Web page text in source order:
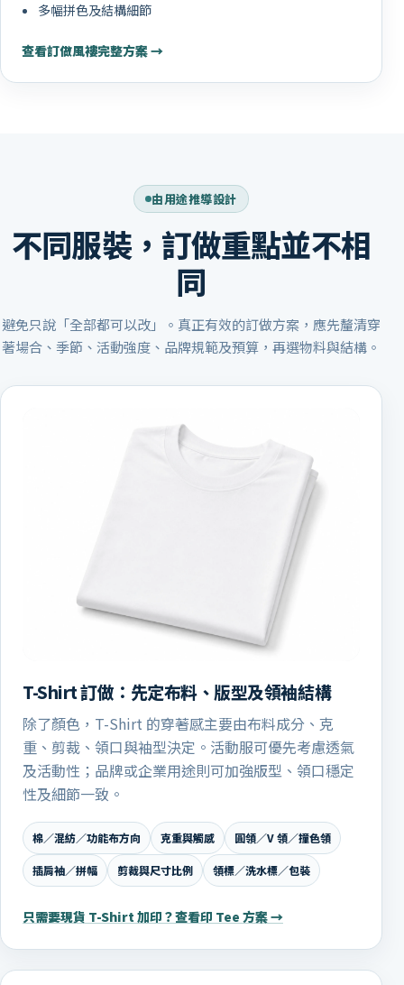
多幅拼色及結構細節
查看訂做風褸完整方案 →
由用途推導設計
不同服裝，訂做重點並不相
同
避免只說「全部都可以改」。真正有效的訂做方案，應先釐清穿
著場合、季節、活動強度、品牌規範及預算，再選物料與結構。
T-Shirt 訂做：先定布料、版型及領袖結構
除了顏色，T-Shirt 的穿著感主要由布料成分、克
重、剪裁、領口與袖型決定。活動服可優先考慮透氣
及活動性；品牌或企業用途則可加強版型、領口穩定
性及細節一致。
棉／混紡／功能布方向 克重與觸感 圓領／V 領／撞色領
插肩袖／拼幅 剪裁與尺寸比例 領標／洗水標／包裝
只需要現貨 T-Shirt 加印？查看印 Tee 方案 →